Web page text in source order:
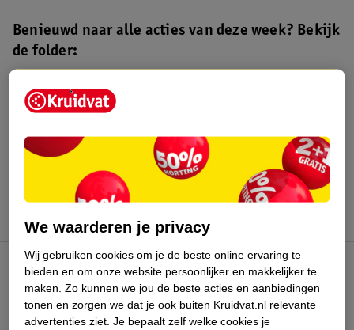
Benieuwd naar alle acties van deze week? Bekijk
de folder:
Kruidvat folder
augustus 2026.
Kruidvat Club
Klantenservice
We waarderen je privacy
Wij gebruiken cookies om je de beste online ervaring te
bieden en om onze website persoonlijker en makkelijker te
maken. Zo kunnen we jou de beste acties en aanbiedingen
tonen en zorgen we dat je ook buiten Kruidvat.nl relevante
advertenties ziet. Je bepaalt zelf welke cookies je